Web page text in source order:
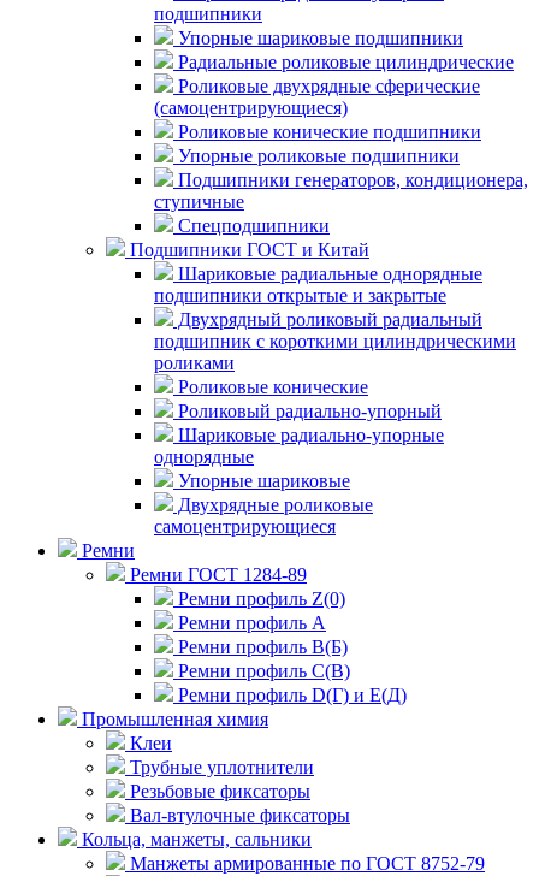
подшипники
Упорные шариковые подшипники
Радиальные роликовые цилиндрические
Роликовые двухрядные сферические
(самоцентрирующиеся)
Роликовые конические подшипники
Упорные роликовые подшипники
Подшипники генераторов, кондиционера,
ступичные
Спецподшипники
Подшипники ГОСТ и Китай
Шариковые радиальные однорядные
подшипники открытые и закрытые
Двухрядный роликовый радиальный
подшипник с короткими цилиндрическими
роликами
Роликовые конические
Роликовый радиально-упорный
Шариковые радиально-упорные
однорядные
Упорные шариковые
Двухрядные роликовые
самоцентрирующиеся
Ремни
Ремни ГОСТ 1284-89
Ремни профиль Z(0)
Ремни профиль А
Ремни профиль В(Б)
Ремни профиль С(В)
Ремни профиль D(Г) и E(Д)
Промышленная химия
Клеи
Трубные уплотнители
Резьбовые фиксаторы
Вал-втулочные фиксаторы
Кольца, манжеты, сальники
Манжеты армированные по ГОСТ 8752-79